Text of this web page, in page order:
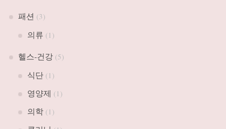
패션 (3)
의류 (1)
헬스-건강(5)
식단(1)
영양제 (1)
의학(1)